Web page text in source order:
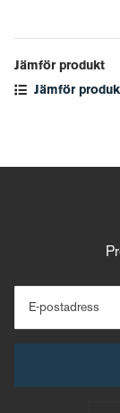
Jämför produkt
Jämför
E-postadress